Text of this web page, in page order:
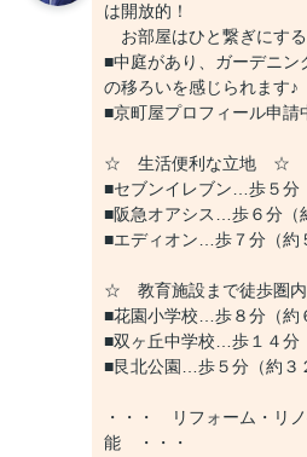
は開放的！
お部屋はひと繋ぎにする
■中庭があり、ガーデニン
の移ろいを感じられます♪
■京町屋プロフィール申請
☆ 生活便利な立地 ☆
■セブンイレブン…歩５分
■阪急オアシス…歩６分（
■エディオン…歩７分（約
☆ 教育施設まで徒歩圏
■花園小学校…歩８分（約
■双ヶ丘中学校…歩１４分
■艮北公園…歩５分（約３
・・・ リフォーム・リ
能 ・・・